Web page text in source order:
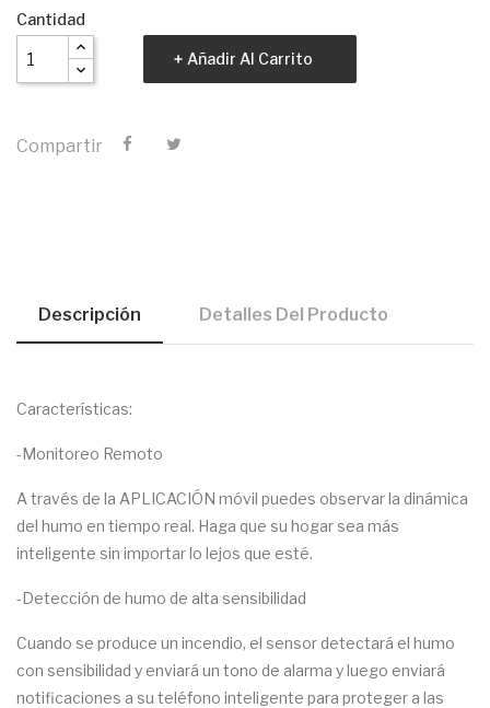
Cantidad
Añadir Al Carrito
Compartir
Descripción Detalles Del Producto
Características:
-Monitoreo Remoto
A través de la APLICACIÓN móvil puedes observar la dinámica
del humo en tiempo real. Haga que su hogar sea más
inteligente sin importar lo lejos que esté.
-Detección de humo de alta sensibilidad
Cuando se produce un incendio, el sensor detectará el humo
con sensibilidad y enviará un tono de alarma y luego enviará
notificaciones a su teléfono inteligente para proteger a las